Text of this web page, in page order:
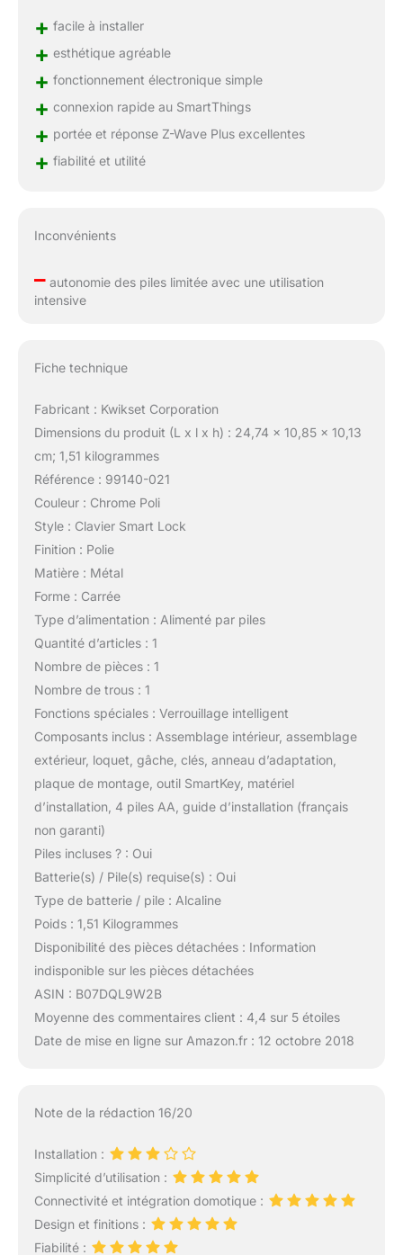
+ facile à installer
+ esthétique agréable
+ fonctionnement électronique simple
+ connexion rapide au SmartThings
+ portée et réponse Z-Wave Plus excellentes
+ fiabilité et utilité
Inconvénients
–autonomie des piles limitée avec une utilisation
intensive
Fiche technique
Fabricant : Kwikset Corporation
Dimensions du produit (L x l x h) : 24,74 x 10,85 x 10,13
cm; 1,51 kilogrammes
Référence : 99140-021
Couleur : Chrome Poli
Style : Clavier Smart Lock
Finition : Polie
Matière : Métal
Forme : Carrée
Type d’alimentation : Alimenté par piles
Quantité d’articles : 1
Nombre de pièces : 1
Nombre de trous : 1
Fonctions spéciales : Verrouillage intelligent
Composants inclus : Assemblage intérieur, assemblage
extérieur, loquet, gâche, clés, anneau d’adaptation,
plaque de montage, outil SmartKey, matériel
d’installation, 4 piles AA, guide d’installation (français
non garanti)
Piles incluses ? : Oui
Batterie(s) / Pile(s) requise(s) : Oui
Type de batterie / pile : Alcaline
Poids : 1,51 Kilogrammes
Disponibilité des pièces détachées : Information
indisponible sur les pièces détachées
ASIN : B07DQL9W2B
Moyenne des commentaires client : 4,4 sur 5 étoiles
Date de mise en ligne sur Amazon.fr : 12 octobre 2018
Note de la rédaction 16/20
Installation :
Simplicité d’utilisation :
Connectivité et intégration domotique :
Design et finitions :
Fiabilité :